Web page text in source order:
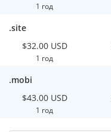
1 год
.site
$32.00 USD
1 год
.mobi
$43.00 USD
1 год